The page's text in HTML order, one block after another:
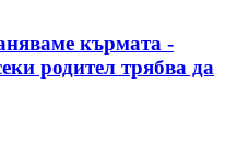
кърмата -
родител трябва да